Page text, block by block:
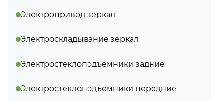
Электропривод зеркал
Электроскладывание зеркал
Электростеклоподъемники задние
Электростеклоподъемники передние